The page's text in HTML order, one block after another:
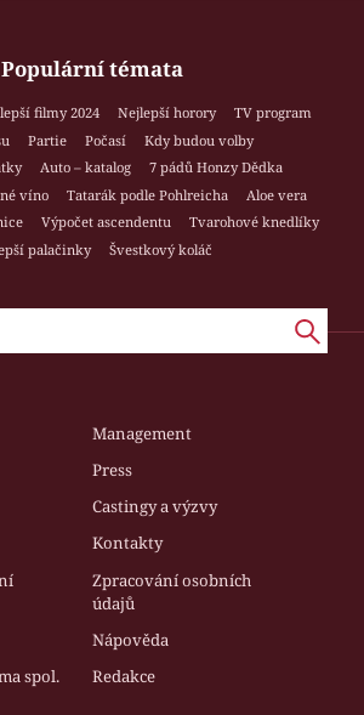
Populární témata
filmy 2024 Nejlepší horory
TV program
Partie Počasí
Kdy budou volby
Auto – katalog
7 pádů Honzy Dědka
víno Tatarák podle Pohlreicha
Aloe vera
Výpočet ascendentu
Tvarohové knedlíky
palačinky
Švestkový koláč
Management
Press
Castingy a výzvy
Kontakty
Zpracování osobních
údajů
Nápověda
spol.
Redakce